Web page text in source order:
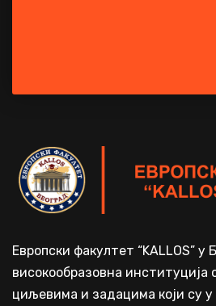
Европски факултет “KALLOS” у
високообразовна институција
циљевима и задацима који су у